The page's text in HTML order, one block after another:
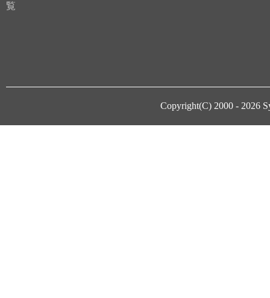
覧
Copyright(C) 2000 - 2026